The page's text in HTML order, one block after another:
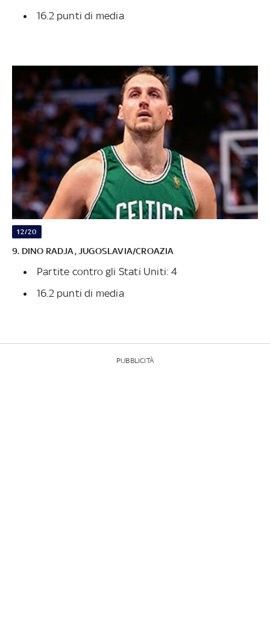
16.2 punti di media
12/20
9. DINO RADJA, JUGOSLAVIA/CROAZIA
Partite contro gli Stati Uniti: 4
16.2 punti di media
PUBBLICITÀ